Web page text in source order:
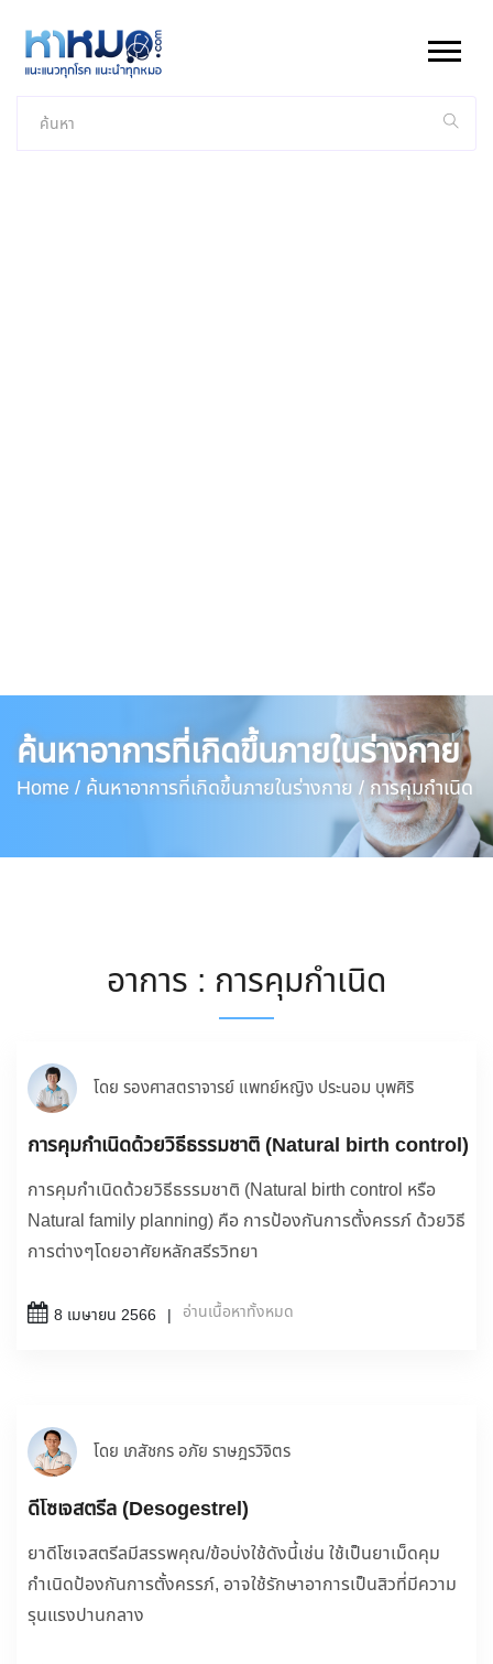
ค้นหาอาการที่เกิดขึ้นภายในร่างกาย
Home / ค้นหาอาการที่เกิดขึ้นภายในร่างกาย / การคุมกำเนิด
อาการ : การคุมกำเนิด
โดย รองศาสตราจารย์ แพทย์หญิง ประนอม บุพศิริ
การคุมกำเนิดด้วยวิธีธรรมชาติ (Natural birth control)
การคุมกำเนิดด้วยวิธีธรรมชาติ (Natural birth control หรือ
Natural family planning) คือ การป้องกันการตั้งครรภ์ ด้วยวิธี
การต่างๆโดยอาศัยหลักสรีรวิทยา
8 เมษายน 2566 อ่านเนื้อหาทั้งหมด
โดย เภสัชกร อภัย ราษฎรวิจิตร
ดีโซเจสตรีล (Desogestrel)
ยาดีโซเจสตรีลมีสรรพคุณ/ข้อบ่งใช้ดังนี้เช่น ใช้เป็นยาเม็ดคุม
กำเนิดป้องกันการตั้งครรภ์, อาจใช้รักษาอาการเป็นสิวที่มีความ
รุนแรงปานกลาง